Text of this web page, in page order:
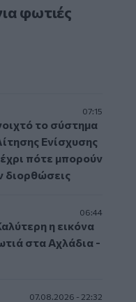
φωτιές
07:15
το σύστημα
Ενίσχυσης
πότε μπορούν
διορθώσεις
06:44
η εικόνα
στα Αχλάδια -
07.08.2026 - 22:32